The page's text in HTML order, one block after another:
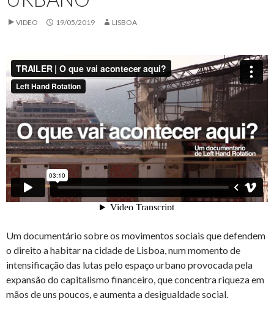
VIDEO 19/05/2019 LISBOA
Um documentário sobre os movimentos sociais que defendem
o direito a habitar na cidade de Lisboa, num momento de
intensificação das lutas pelo espaço urbano provocada pela
expansão do capitalismo financeiro, que concentra riqueza em
mãos de uns poucos, e aumenta a desigualdade social.